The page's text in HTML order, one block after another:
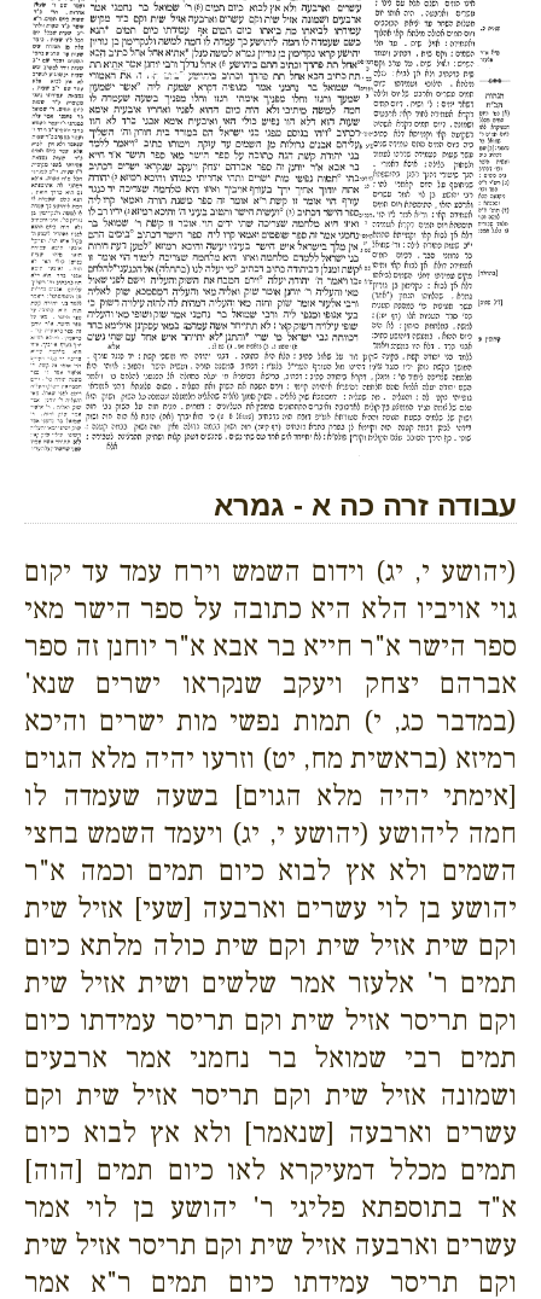
עבודה זרה כה א - גמרא
(יהושע י, יג) וידום השמש וירח עמד עד יקום
גוי אויביו הלא היא כתובה על ספר הישר מאי
ספר הישר א"ר חייא בר אבא א"ר יוחנן זה ספר
אברהם יצחק ויעקב שנקראו ישרים שנא'
(במדבר כג, י) תמות נפשי מות ישרים והיכא
רמיזא (בראשית מח, יט) וזרעו יהיה מלא הגוים
[אימתי יהיה מלא הגוים] בשעה שעמדה לו
חמה ליהושע (יהושע י, יג) ויעמד השמש בחצי
השמים ולא אץ לבוא כיום תמים וכמה א"ר
יהושע בן לוי עשרים וארבעה [שעי] אזיל שית
וקם שית אזיל שית וקם שית כולה מלתא כיום
תמים ר' אלעזר אמר שלשים ושית אזיל שית
וקם תריסר אזיל שית וקם תריסר עמידתו כיום
תמים רבי שמואל בר נחמני אמר ארבעים
ושמונה אזיל שית וקם תריסר אזיל שית וקם
עשרים וארבעה [שנאמר] ולא אץ לבוא כיום
תמים מכלל דמעיקרא לאו כיום תמים [הוה]
א"ד בתוספתא פליגי ר' יהושע בן לוי אמר
עשרים וארבעה אזיל שית וקם תריסר אזיל שית
וקם תריסר עמידתו כיום תמים ר"א אמר